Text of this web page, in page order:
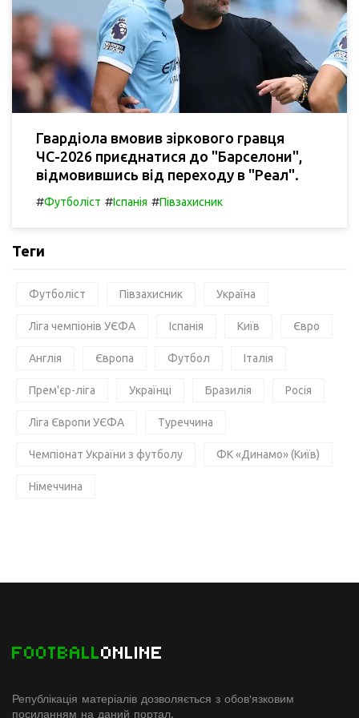
Гвардіола вмовив зіркового гравця
ЧС-2026 приєднатися до "Барселони",
відмовившись від переходу в "Реал".
#Футболіст #Іспанія #Півзахисник
Теги
Футболіст Півзахисник Україна
Ліга чемпіонів УЄФА Іспанія Київ Євро
Англія Європа Футбол Італія
Прем'єр-ліга Українці Бразилія Росія
Ліга Європи УЄФА Туреччина
Чемпіонат України з футболу ФК «Динамо» (Київ)
Німеччина
FOOTBALLONLINE
Републікація матеріалів дозволяється з обов'язковим
посиланням на даний портал.